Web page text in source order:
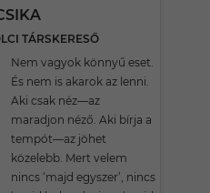
TÁRSKERESŐ
Nem vagyok könnyű eset.
És nem is akarok az lenni.
Aki csak néz—az
maradjon néző. Aki bírja a
tempót—az jöhet
közelebb. Mert velem
nincs ‘majd egyszer’, nincs